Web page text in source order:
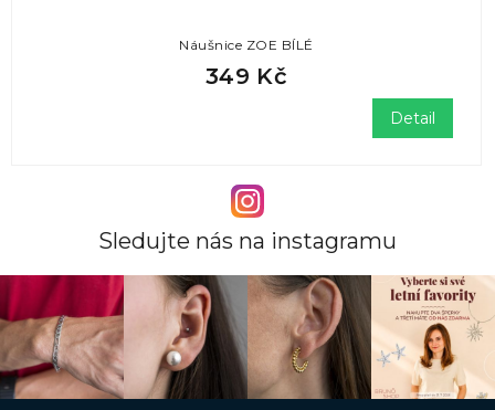
Náušnice ZOE BÍLÉ
349 Kč
Detail
Sledujte nás na instagramu